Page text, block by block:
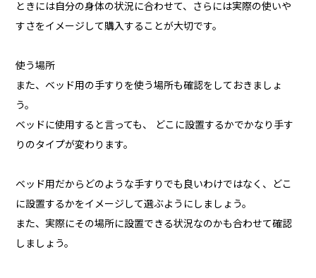
ときには自分の身体の状況に合わせて、さらには実際の使いや
すさをイメージして購入することが大切です。
使う場所
また、ベッド用の手すりを使う場所も確認をしておきましょ
う。
ベッドに使用すると言っても、 どこに設置するかでかなり手す
りのタイプが変わります。
ベッド用だからどのような手すりでも良いわけではなく、どこ
に設置するかをイメージして選ぶようにしましょう。
また、実際にその場所に設置できる状況なのかも合わせて確認
しましょう。